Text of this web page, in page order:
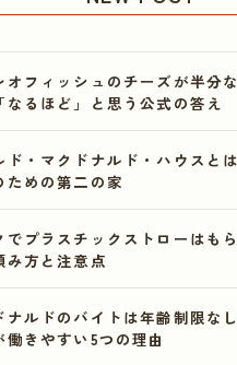
オフィッシュのチーズが半分
なるほど」と思う公式の答え
ド・マクドナルド・ハウスと
ための第二の家
でプラスチックストローはも
み方と注意点
ナルドのバイトは年齢制限な
働きやすい5つの理由